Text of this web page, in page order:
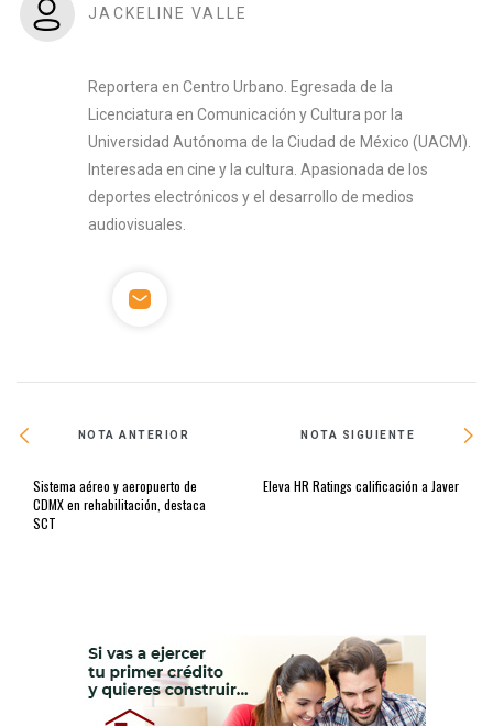
JACKELINE VALLE
Reportera en Centro Urbano. Egresada de la
Licenciatura en Comunicación y Cultura por la
Universidad Autónoma de la Ciudad de México (UACM).
Interesada en cine y la cultura. Apasionada de los
deportes electrónicos y el desarrollo de medios
audiovisuales.
NOTA ANTERIOR
Sistema aéreo y aeropuerto de
CDMX en rehabilitación, destaca
SCT
NOTA SIGUIENTE
Eleva HR Ratings calificación a Javer